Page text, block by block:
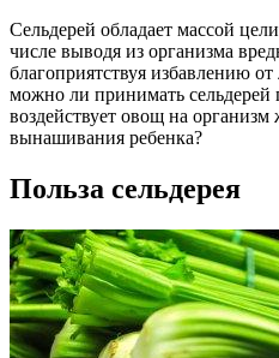
Сельдерей обладает массой
числе выводя из организма
благоприятствуя избавлению
можно ли принимать сельдерей
воздействует овощ на
вынашивания ребенка?
Польза сельдерея